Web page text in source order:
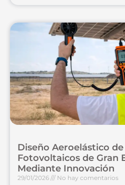
Diseño Aeroelástico
Fotovoltaicos de Gran
Mediante Innovación
29/01/2026 No hay comentarios